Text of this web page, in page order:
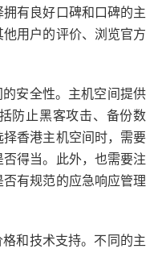
有良好口碑和口碑的主
用户的评价、浏览官方
安全性。主机空间提供
防止黑客攻击、备份数
香港主机空间时，需要
得当。此外，也需要注
有规范的应急响应管理
和技术支持。不同的主